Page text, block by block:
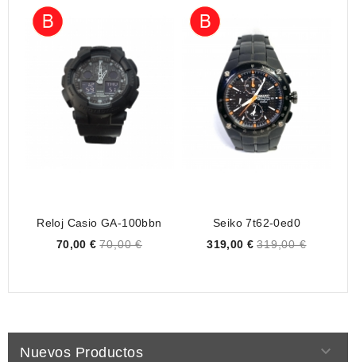
Reloj Casio GA-100bbn
Price
70,00 € 70,00 €
Seiko 7t62-0ed0
Price
319,00 € 319,00 €
Nuevos Productos 